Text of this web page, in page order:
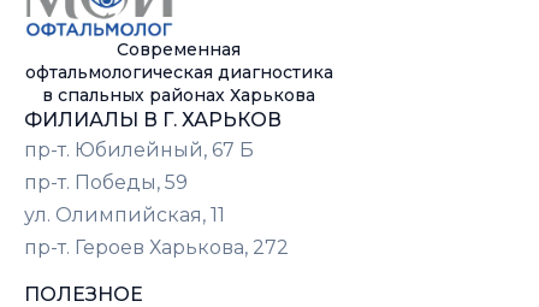
Современная
офтальмологическая диагностика
в спальных районах Харькова
ФИЛИАЛЫ В Г. ХАРЬКОВ
пр-т. Юбилейный, 67 Б
пр-т. Победы, 59
ул. Олимпийская, 11
пр-т. Героев Харькова, 272
ПОЛЕЗНОЕ